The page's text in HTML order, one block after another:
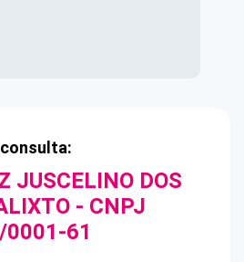
JUSCELINO DOS
- CNPJ
61